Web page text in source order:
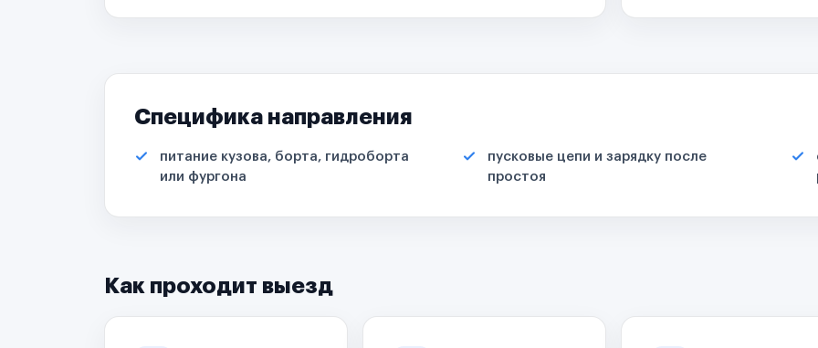
Специфика направления
питание кузова, борта, гидроборта
или фургона
пусковые цепи и зарядку после
простоя
Как проходит выезд